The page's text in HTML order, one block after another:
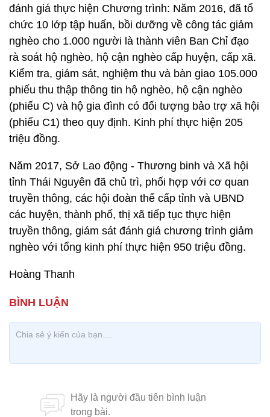
đánh giá thực hiện Chương trình: Năm 2016, đã tổ
chức 10 lớp tập huấn, bồi dưỡng về công tác giảm
nghèo cho 1.000 người là thành viên Ban Chỉ đạo
rà soát hộ nghèo, hộ cận nghèo cấp huyện, cấp xã.
Kiểm tra, giám sát, nghiệm thu và bàn giao 105.000
phiếu thu thập thông tin hộ nghèo, hộ cận nghèo
(phiếu C) và hộ gia đình có đối tượng bảo trợ xã hội
(phiếu C1) theo quy định. Kinh phí thực hiện 205
triệu đồng.
Năm 2017, Sở Lao động - Thương binh và Xã hội
tỉnh Thái Nguyên đã chủ trì, phối hợp với cơ quan
truyền thông, các hội đoàn thể cấp tỉnh và UBND
các huyện, thành phố, thị xã tiếp tục thực hiện
truyền thông, giám sát đánh giá chương trình giảm
nghèo với tổng kinh phí thực hiện 950 triệu đồng.
Hoàng Thanh